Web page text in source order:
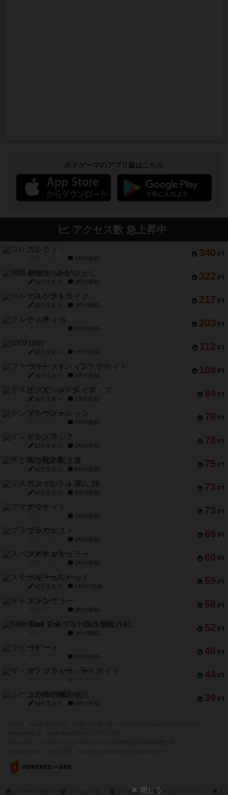
ボドゲーマのアプリ版はこちら
アクセス数 急上昇中
340 PT
コレクト！
1件の投稿
322 PT
無限まちがいさがし
紹介文あり 2件の投稿
217 PT
ガルフストライク
紹介文あり 1件の投稿
203 PT
クルティボ
1件の投稿
112 PT
1809
紹介文あり 1件の投稿
108 PT
ファースト・イン・フライト
紹介文あり 3件の投稿
94 PT
モズビ－ズ・レイダ－ズ
紹介文あり 1件の投稿
79 PT
テンプテーション
2件の投稿
78 PT
インドネシア
紹介文あり 2件の投稿
75 PT
宵と暁の呪文書
紹介文あり 8件の投稿
73 PT
リスボン・トラム 28
紹介文あり 9件の投稿
73 PT
アマナイト
1件の投稿
66 PT
ブラヴェスト
1件の投稿
60 PT
スペクタキュラー
1件の投稿
59 PT
スモールワールド
紹介文あり 13件の投稿
58 PT
ギャンブラー
2件の投稿
52 PT
Bitter End ブタペスト救出作戦
1件の投稿
46 PT
ラピード
1件の投稿
44 PT
ザ・フラッフィー・ライト
39 PT
ふたつの城の物語
紹介文あり 6件の投稿
さくらだに マイボードゲーム
閉じる